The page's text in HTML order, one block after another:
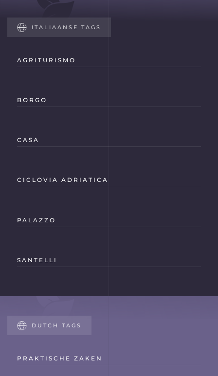
ITALIAANSE TAGS
AGRITURISMO
BORGO
CASA
CICLOVIA ADRIATICA
PALAZZO
SANTELLI
DUTCH TAGS
PRAKTISCHE ZAKEN